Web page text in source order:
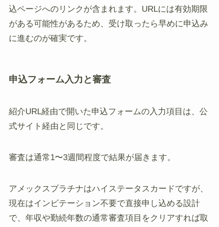
込ページへのリンクが含まれます。URLには有効期限
がある可能性があるため、受け取ったら早めに申込み
に進むのが確実です。
申込フォーム入力と審査
紹介URL経由で開いた申込フォームの入力項目は、公
式サイト経由と同じです。
審査は通常1〜3週間程度で結果が届きます。
アメックスプラチナはハイステータスカードですが、
現在はインビテーション不要で直接申し込める設計
で、年収や勤続年数の通常審査項目をクリアすれば取